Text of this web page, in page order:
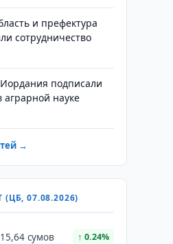
и префектура
сотрудничество
подписали
науке
→
07.08.2026)
сумов ↑ 0.24%